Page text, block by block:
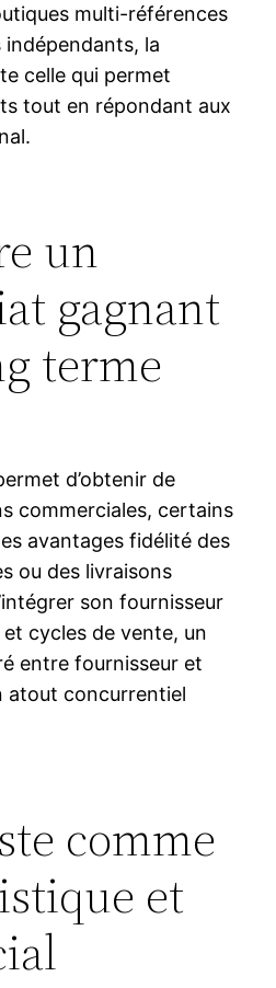
multi-références
la
celle qui permet
tout en répondant aux
un
gagnant
terme
d’obtenir de
commerciales, certains
avantages fidélité des
ou des livraisons
son fournisseur
cycles de vente, un
entre fournisseur et
atout concurrentiel
comme
et